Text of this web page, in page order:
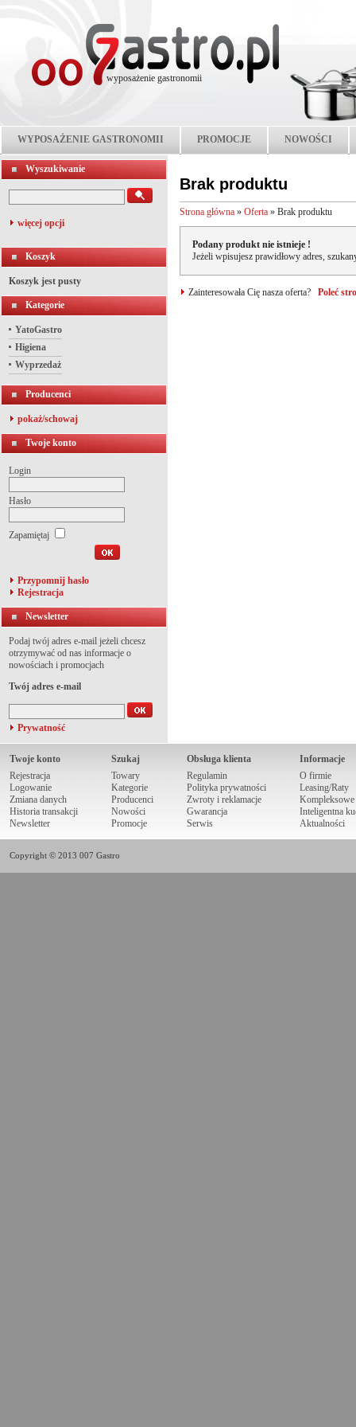
wyposażenie gastronomii
WYPOSAŻENIE GASTRONOMII PROMOCJE NOWOŚCI
Wyszukiwanie
więcej opcji
Koszyk
Koszyk jest pusty
Kategorie
YatoGastro
Higiena
Wyprzedaż
Producenci
pokaż/schowaj
Twoje konto
Login
Hasło
Zapamiętaj
Przypomnij hasło
Rejestracja
Newsletter
Podaj twój adres e-mail jeżeli chcesz
otrzymywać od nas informacje o
nowościach i promocjach
Twój adres e-mail
Prywatność
Brak produktu
Strona główna » Oferta » Brak produktu
Podany produkt nie istnieje !
Jeżeli wpisujesz prawidłowy adres,
Zainteresowała Cię nasza oferta? Poleć
Twoje konto
Rejestracja
Logowanie
Zmiana danych
Historia transakcji
Newsletter
Szukaj
Towary
Kategorie
Producenci
Nowości
Promocje
Obsługa klienta
Regulamin
Polityka prywatności
Zwroty i reklamacje
Gwarancja
Serwis
Informacje
O firmie
Leasing/Raty
Kompleksowe
Inteligentna
Aktualności
Copyright © 2013 007 Gastro